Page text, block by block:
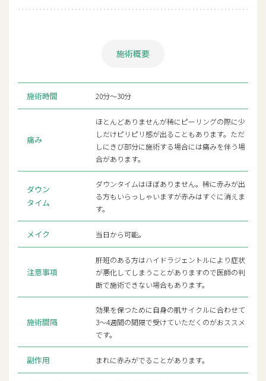
施術概要
施術時間 20分～30分
痛み
ほとんどありませんが稀にピーリングの際に少
しだけピリピリ感が出ることもあります。ただ
しにきび部分に施術する場合には痛みを伴う場
合があります。
ダウン
タイム
ダウンタイムはほぼありません。稀に赤みが出
る方もいらっしゃいますが赤みはすぐに消えま
す。
メイク 当日から可能。
注意事項
肝班のある方はハイドラジェントルにより症状
が悪化してしまうことがありますので医師の判
断で施術できない場合もあります。
施術間隔
効果を保つために自身の肌サイクルに合わせて
3～4週間の間隔で受けていただくのがおススメ
です。
副作用 まれに赤みがでることがあります。